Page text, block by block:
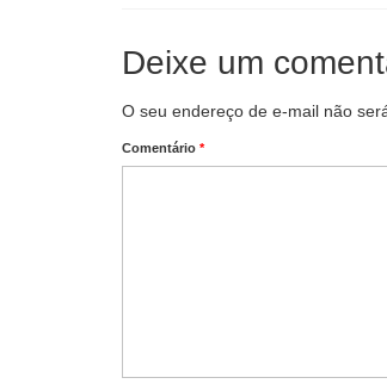
Deixe um
O seu endereço de e-mail não
Comentário *